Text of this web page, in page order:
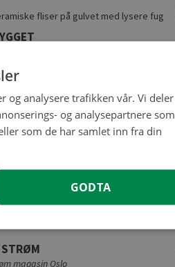
GEO SERVICES
STRØM
magasin Oslo
og analysere trafikken vår. Vi deler
og analysepartnere som
som de har samlet inn fra din
GODTA